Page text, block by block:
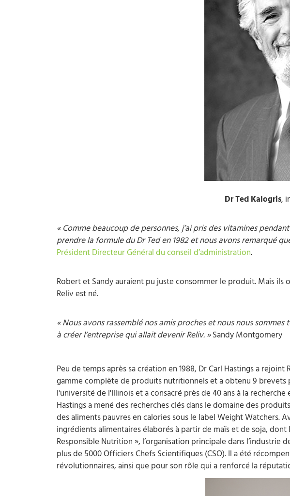
Dr Ted Kalogris,
« Comme beaucoup de personnes, j’ai pris des vitamines
prendre la formule du Dr Ted en 1982 et nous avons remarqué
Président Directeur Général du conseil d’administration.
Robert et Sandy auraient pu juste consommer le produit. Mais
Reliv est né.
« Nous avons rassemblé nos amis proches et nous nous
à créer l’entreprise qui allait devenir Reliv. »Sandy Montgomery
Peu de temps après sa création en 1988, Dr Carl Hastings a
gamme complète de produits nutritionnels et a obtenu 9
l'université de l'Illinois et a consacré près de 40 ans à la
Hastings a mené des recherches clés dans le domaine des
des aliments pauvres en calories sous le label Weight Watchers.
ingrédients alimentaires élaborés à partir de maïs et de soja,
Responsible Nutrition », l’organisation principale dans l’industrie
plus de 5000 Officiers Chefs Scientifiques (CSO). Il a été
révolutionnaires, ainsi que pour son rôle qui a renforcé la